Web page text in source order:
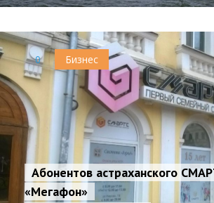
0 Бизнес
Абонентов астраханского
«Мегафон»